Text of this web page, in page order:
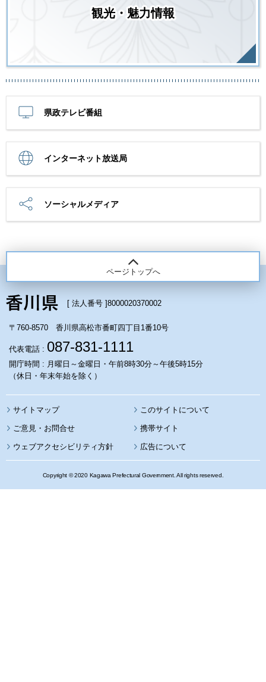
観光・魅力情報
県政テレビ番組
インターネット放送局
ソーシャルメディア
ページトップへ
[ 法人番号 ]8000020370002
〒760-8570 香川県高松市番町四丁目1番10号
代表電話 : 087-831-1111
開庁時間 : 月曜日～金曜日・午前8時30分～午後5時15分
（休日・年末年始を除く）
サイトマップ このサイトについて
携帯サイト
ウェブアクセシビリティ方針 広告について
Copyright © 2020 Kagawa Prefectural Government. All rights reserved.